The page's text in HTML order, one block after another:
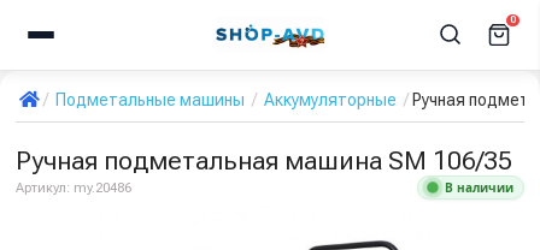
0
Подметальные машины Аккумуляторные Ручная
Ручная подметальная машина SM 106/35
Артикул: my.20486 В наличии